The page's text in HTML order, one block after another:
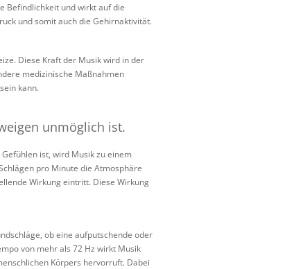
Befindlichkeit und wirkt auf die
und somit auch die Gehirnaktivität.
Diese Kraft der Musik wird in der
medizinische Maßnahmen
kann.
unmöglich ist.
ist, wird Musik zu einem
pro Minute die Atmosphäre
Wirkung eintritt. Diese Wirkung
ob eine aufputschende oder
von mehr als 72 Hz wirkt Musik
Körpers hervorruft. Dabei